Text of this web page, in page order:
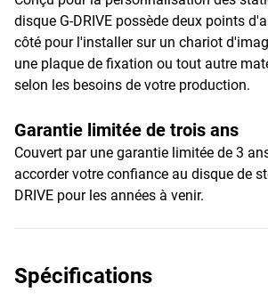
disque G-DRIVE possède deux points
côté pour l'installer sur un chariot
une plaque de fixation ou tout autre
selon les besoins de votre production.
Garantie limitée de trois ans
Couvert par une garantie limitée de 3
accorder votre confiance au disque de
DRIVE pour les années à venir.
Spécifications